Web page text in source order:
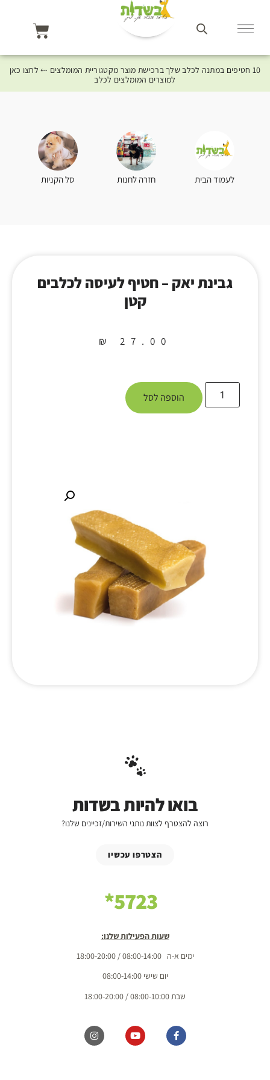
10 חטיפים במתנה לכלב שלך ברכישת מוצר מקטגוריית המומלצים ⤎ לחצו כאן
למוצרים המומלצים לכלב
לעמוד הבית חזרה לחנות סל הקניות
גבינת יאק – חטיף לעיסה לכלבים
קטן
₪ 27.00
הוספה לסל
בואו להיות בשדות
רוצה להצטרף לצוות נותני השירות/זכיינים שלנו?
הצטרפו עכשיו
5723*
שעות הפעילות שלנו:
ימים א-ה 08:00-14:00 / 18:00-20:00
יום שישי 08:00-14:00
שבת 08:00-10:00 / 18:00-20:00